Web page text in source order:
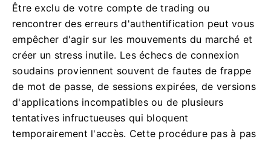
Être exclu de votre compte de trading ou
rencontrer des erreurs d'authentification peut vous
empêcher d'agir sur les mouvements du marché et
créer un stress inutile. Les échecs de connexion
soudains proviennent souvent de fautes de frappe
de mot de passe, de sessions expirées, de versions
d'applications incompatibles ou de plusieurs
tentatives infructueuses qui bloquent
temporairement l'accès. Cette procédure pas à pas